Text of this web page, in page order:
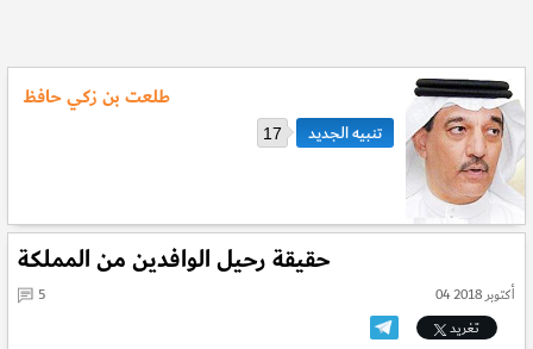
طلعت بن زكي حافظ
17
حقيقة رحيل الوافدين من المملكة
04 أكتوبر 2018
5
تغريد